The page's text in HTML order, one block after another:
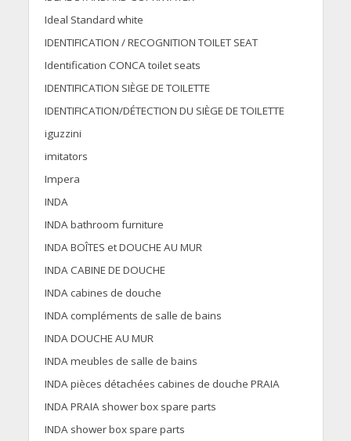
Ideal Standard white
IDENTIFICATION / RECOGNITION TOILET SEAT
Identification CONCA toilet seats
IDENTIFICATION SIÈGE DE TOILETTE
IDENTIFICATION/DÉTECTION DU SIÈGE DE TOILETTE
iguzzini
imitators
Impera
INDA
INDA bathroom furniture
INDA BOÎTES et DOUCHE AU MUR
INDA CABINE DE DOUCHE
INDA cabines de douche
INDA compléments de salle de bains
INDA DOUCHE AU MUR
INDA meubles de salle de bains
INDA pièces détachées cabines de douche PRAIA
INDA PRAIA shower box spare parts
INDA shower box spare parts